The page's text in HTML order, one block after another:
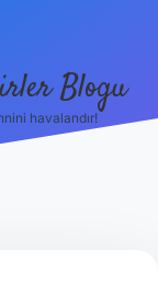
Blogu
havalandır!